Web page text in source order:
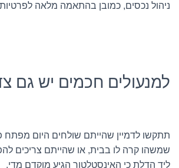
ניהול נכסים, כמובן בהתאמה מלאה לפרטיות
למנעולים חכמים יש גם
תתקשו לדמיין שהייתם שולחים היום מפתח
שמשהו קרה לו בבית, או שהייתם צריכים
ליד הדלת כי האינסטלטור הגיע מוקדם מדי.